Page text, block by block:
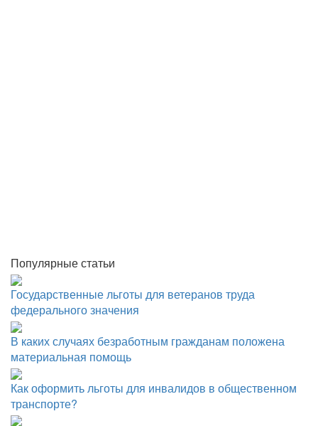
Популярные статьи
Государственные льготы для ветеранов труда
федерального значения
В каких случаях безработным гражданам положена
материальная помощь
Как оформить льготы для инвалидов в общественном
транспорте?